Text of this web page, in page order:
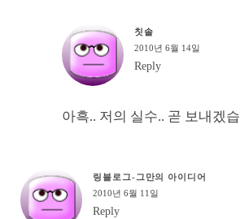
칫솔
2010년 6월 14일
Reply
아흑.. 저의 실수.. 곧 보내겠
링블로그-그만의 아이디어
2010년 6월 11일
Reply